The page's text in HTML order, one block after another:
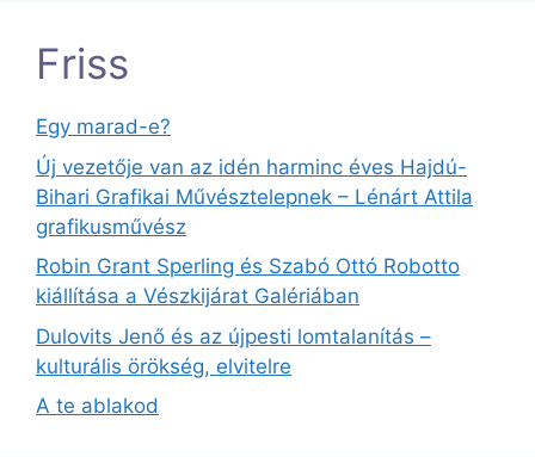
Friss
Egy marad-e?
Új vezetője van az idén harminc éves Hajdú-
Bihari Grafikai Művésztelepnek – Lénárt Attila
grafikusművész
Robin Grant Sperling és Szabó Ottó Robotto
kiállítása a Vészkijárat Galériában
Dulovits Jenő és az újpesti lomtalanítás –
kulturális örökség, elvitelre
A te ablakod